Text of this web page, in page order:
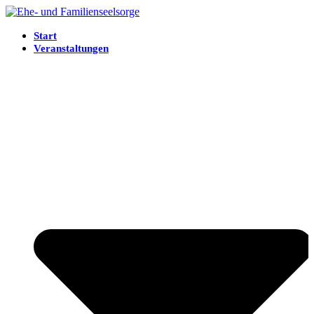
Start
Veranstaltungen